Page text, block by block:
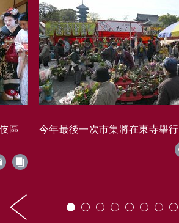
區 今年最後一次市集將在東寺舉行